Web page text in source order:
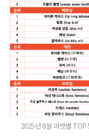
2025년 8월 마켓별 TOP